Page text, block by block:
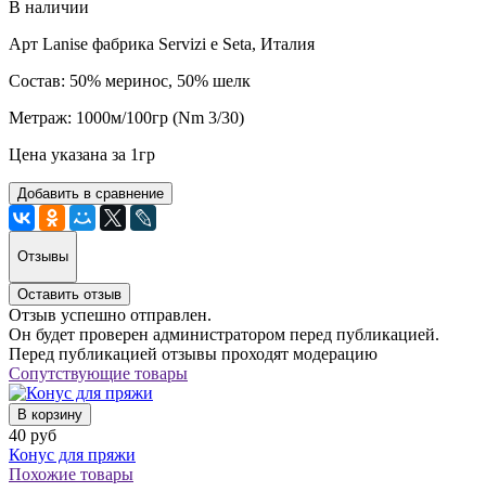
В наличии
Арт Lanise фабрика Servizi e Seta, Италия
Состав: 50% меринос, 50% шелк
Метраж: 1000м/100гр (Nm 3/30)
Цена указана за 1гр
Добавить в сравнение
Отзывы
Оставить отзыв
Отзыв успешно отправлен.
Он будет проверен администратором перед публикацией.
Перед публикацией отзывы проходят модерацию
Сопутствующие товары
В корзину
40 руб
Конус для пряжи
Похожие товары